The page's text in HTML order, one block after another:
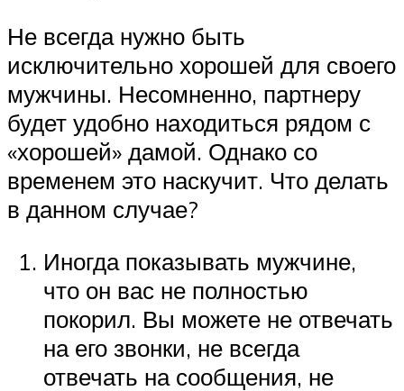
Не всегда нужно быть
исключительно хорошей для своего
мужчины. Несомненно, партнеру
будет удобно находиться рядом с
«хорошей» дамой. Однако со
временем это наскучит. Что делать
в данном случае?
Иногда показывать мужчине,
что он вас не полностью
покорил. Вы можете не отвечать
на его звонки, не всегда
отвечать на сообщения, не